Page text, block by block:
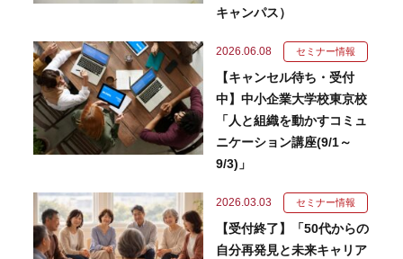
キャンパス）
2026.06.08 セミナー情報
【キャンセル待ち・受付
中】中小企業大学校東京校
「人と組織を動かすコミュ
ニケーション講座(9/1～
9/3)」
2026.03.03 セミナー情報
【受付終了】「50代からの
自分再発見と未来キャリア